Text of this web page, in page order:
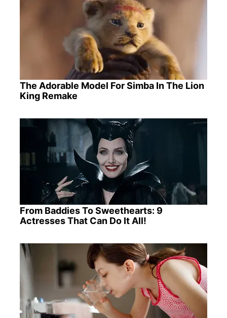
The Adorable Model For Simba In The Lion
King Remake
From Baddies To Sweethearts: 9
Actresses That Can Do It All!